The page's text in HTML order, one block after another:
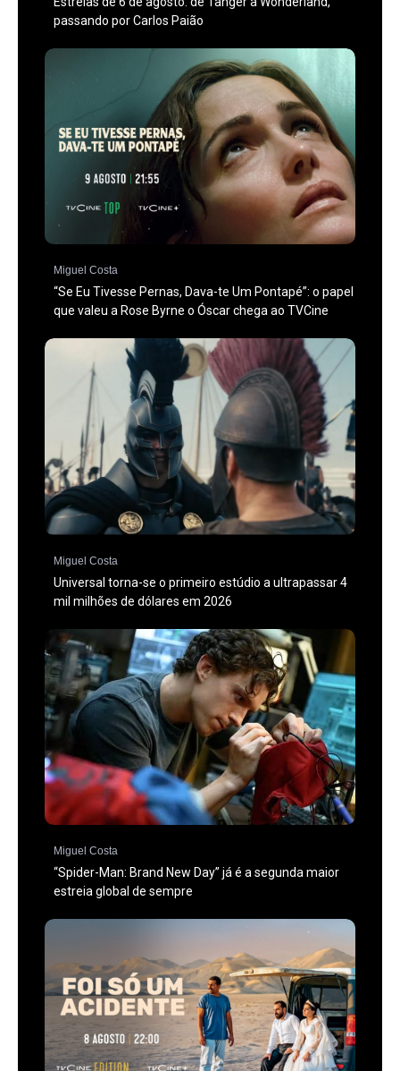
passando por Carlos Paião
Miguel Costa
“Se Eu Tivesse Pernas, Dava-te Um Pontapé”: o papel
que valeu a Rose Byrne o Óscar chega ao TVCine
Miguel Costa
Universal torna-se o primeiro estúdio a ultrapassar 4
mil milhões de dólares em 2026
Miguel Costa
“Spider-Man: Brand New Day” já é a segunda maior
estreia global de sempre